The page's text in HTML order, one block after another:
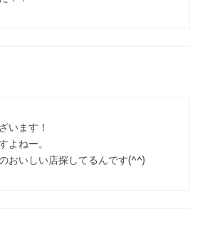
います！
よねー。
おいしい店探してるんです(^^)